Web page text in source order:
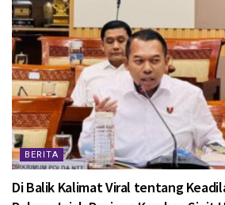
BERITA
Di Balik Kalimat Viral tentang